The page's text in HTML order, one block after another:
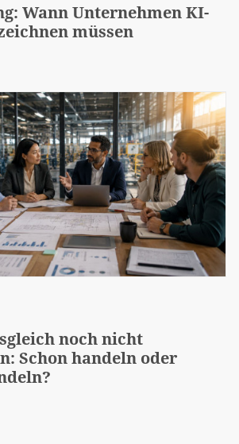
Wann Unternehmen KI-
müssen
noch nicht
Schon handeln oder